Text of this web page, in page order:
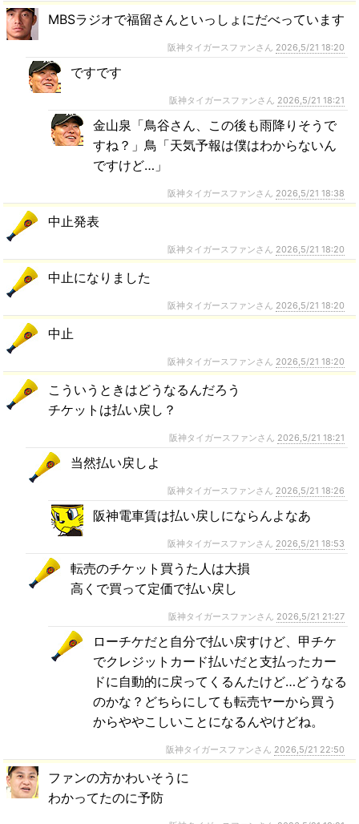
MBSラジオで福留さんといっしょにだべっています
阪神タイガースファンさん 2026,5/21 18:20
ですです
阪神タイガースファンさん 2026,5/21 18:21
金山泉「鳥谷さん、この後も雨降りそうで
すね？」鳥「天気予報は僕はわからないん
ですけど…」
阪神タイガースファンさん 2026,5/21 18:38
中止発表
阪神タイガースファンさん 2026,5/21 18:20
中止になりました
阪神タイガースファンさん 2026,5/21 18:20
中止
阪神タイガースファンさん 2026,5/21 18:20
こういうときはどうなるんだろう
チケットは払い戻し？
阪神タイガースファンさん 2026,5/21 18:21
当然払い戻しよ
阪神タイガースファンさん 2026,5/21 18:26
阪神電車賃は払い戻しにならんよなあ
阪神タイガースファンさん 2026,5/21 18:53
転売のチケット買うた人は大損
高くで買って定価で払い戻し
阪神タイガースファンさん 2026,5/21 21:27
ローチケだと自分で払い戻すけど、甲チケ
でクレジットカード払いだと支払ったカー
ドに自動的に戻ってくるんたけど…どうなる
のかな？どちらにしても転売ヤーから買う
からややこしいことになるんやけどね。
阪神タイガースファンさん 2026,5/21 22:50
ファンの方かわいそうに
わかってたのに予防